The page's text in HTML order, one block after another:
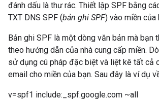
đánh dấu là thư rác. Thiết lập SPF bằng
TXT DNS SPF (bản ghi SPF) vào miền của
Bản ghi SPF là một dòng văn bản mà bạn
theo hướng dẫn của nhà cung cấp miền.
sử dụng cú pháp đặc biệt và liệt kê tất cả
email cho miền của bạn. Sau đây là ví dụ
v=spf1 include:_spf.google.com ~all